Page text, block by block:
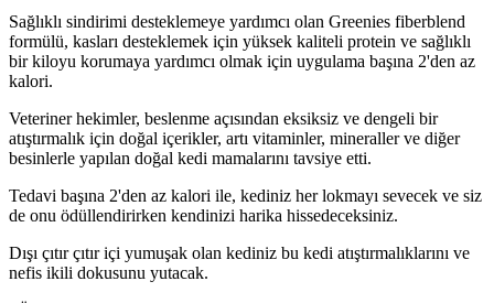
Sağlıklı sindirimi desteklemeye yardımcı olan Greenies fiberblend
formülü, kasları desteklemek için yüksek kaliteli protein ve sağlıklı
bir kiloyu korumaya yardımcı olmak için uygulama başına 2'den az
kalori.
Veteriner hekimler, beslenme açısından eksiksiz ve dengeli bir
atıştırmalık için doğal içerikler, artı vitaminler, mineraller ve diğer
besinlerle yapılan doğal kedi mamalarını tavsiye etti.
Tedavi başına 2'den az kalori ile, kediniz her lokmayı sevecek ve siz
de onu ödüllendirirken kendinizi harika hissedeceksiniz.
Dışı çıtır çıtır içi yumuşak olan kediniz bu kedi atıştırmalıklarını ve
nefis ikili dokusunu yutacak.